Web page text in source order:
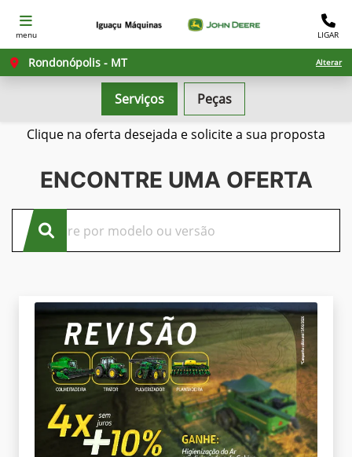
menu LIGAR
Rondonópolis - MT Alterar
Serviços Peças
Confira nossas ofertas
Clique na oferta desejada e solicite a sua proposta
ENCONTRE UMA OFERTA